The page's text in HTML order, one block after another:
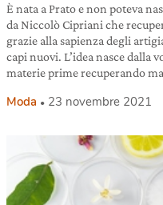
È nata a Prato e non poteva
da Niccolò Cipriani che
grazie alla sapienza degli
capi nuovi. L’idea nasce dalla
materie prime recuperando
Moda 23 novembre 2021